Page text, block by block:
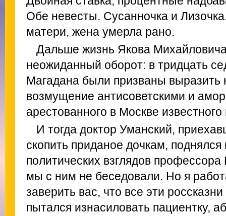
Обе невесты. Сусанночка и
матери, жена умерла рано.
Дальше жизнь Якова Михайловича
неожиданный оборот: в тридцать
Магадана были призваны выразить
возмущение антисоветскими и
арестованного в Москве
И тогда доктор Уманский,
скопить приданое дочкам,
политических взглядов
мы с ним не беседовали. Но я
заверить вас, что все эти
пытался изнасиловать пациентку,